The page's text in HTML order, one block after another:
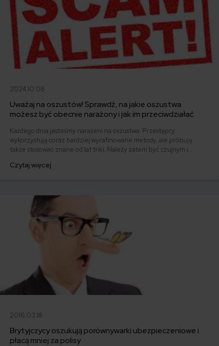
2024.10.08
Uważaj na oszustów! Sprawdź, na jakie oszustwa
możesz być obecnie narażony i jak im przeciwdziałać
Każdego dnia jesteśmy narażeni na oszustwa. Przestępcy
wykorzystują coraz bardziej wyrafinowane metody, ale próbują
także stosować znane od lat triki. Należy zatem być czujnym i
jesteśmy narażeni najczęściej?
Czytaj więcej
2016.03.18
Brytyjczycy oszukują porównywarki ubezpieczeniowe i
płacą mniej za polisy